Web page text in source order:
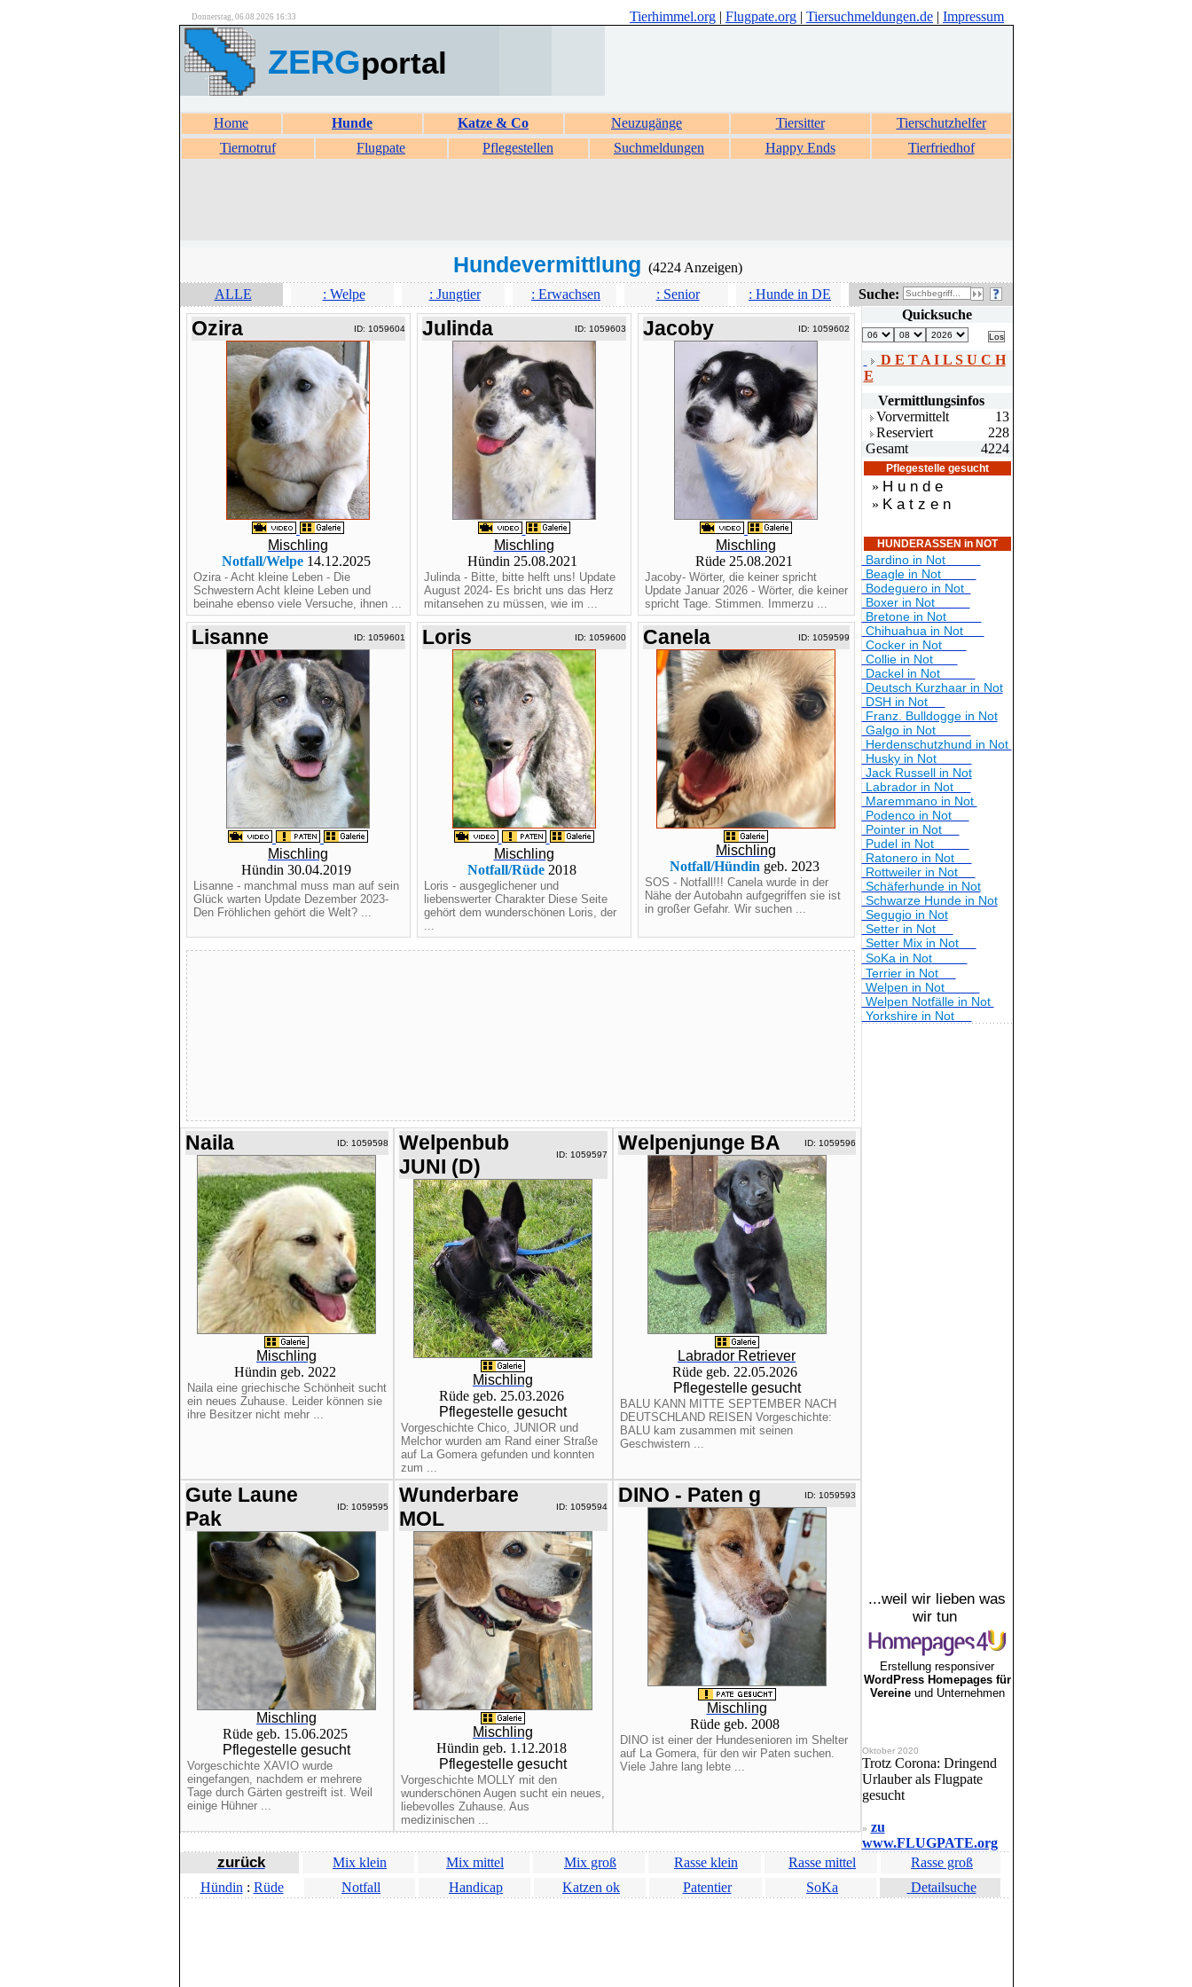
Donnerstag, 06.08.2026 16:33 Tierhimmel.org | Flugpate.org | Tiersuchmeldungen.de | Impressum
ZERGportal
Home Hunde Katze & Co Neuzugänge Tiersitter
Tierschutzhelfer
Tiernotruf
Flugpate Pflegestellen Suchmeldungen Happy Ends Tierfriedhof
Hundevermittlung (4224 Anzeigen)
ALLE
: Welpe : Jungtier : Erwachsen : Senior : Hunde in DE Suche:
Ozira ID: 1059604
Mischling
Notfall/Welpe 14.12.2025
Ozira - Acht kleine Leben - Die
Schwestern Acht kleine Leben und
beinahe ebenso viele Versuche, ihnen ...
Julinda ID: 1059603
Mischling
Hündin 25.08.2021
Julinda - Bitte, bitte helft uns! Update
August 2024- Es bricht uns das Herz
mitansehen zu müssen, wie im ...
Jacoby ID: 1059602
Mischling
Rüde 25.08.2021
Jacoby- Wörter, die keiner spricht
Update Januar 2026 - Wörter, die keiner
spricht Tage. Stimmen. Immerzu ...
Lisanne ID: 1059601
Mischling
Hündin 30.04.2019
Lisanne - manchmal muss man auf sein
Glück warten Update Dezember 2023-
Den Fröhlichen gehört die Welt? ...
Loris ID: 1059600
Mischling
Notfall/Rüde 2018
Loris - ausgeglichener und
liebenswerter Charakter Diese Seite
gehört dem wunderschönen Loris, der
...
Canela ID: 1059599
Mischling
Notfall/Hündin geb. 2023
SOS - Notfall!!! Canela wurde in der
Nähe der Autobahn aufgegriffen sie ist
in großer Gefahr. Wir suchen ...
Naila ID: 1059598
Mischling
Hündin geb. 2022
Naila eine griechische Schönheit sucht
ein neues Zuhause. Leider können sie
ihre Besitzer nicht mehr ...
Welpenbub
JUNI (D)
ID: 1059597
Mischling
Rüde geb. 25.03.2026
Pflegestelle gesucht
Vorgeschichte Chico, JUNIOR und
Melchor wurden am Rand einer Straße
auf La Gomera gefunden und konnten
zum ...
Welpenjunge BA ID: 1059596
Labrador Retriever
Rüde geb. 22.05.2026
Pflegestelle gesucht
BALU KANN MITTE SEPTEMBER NACH
DEUTSCHLAND REISEN Vorgeschichte:
BALU kam zusammen mit seinen
Geschwistern ...
Gute Laune
Pak
ID: 1059595
Mischling
Rüde geb. 15.06.2025
Pflegestelle gesucht
Vorgeschichte XAVIO wurde
eingefangen, nachdem er mehrere
Tage durch Gärten gestreift ist. Weil
einige Hühner ...
Wunderbare
MOL
ID: 1059594
Mischling
Hündin geb. 1.12.2018
Pflegestelle gesucht
Vorgeschichte MOLLY mit den
wunderschönen Augen sucht ein neues,
liebevolles Zuhause. Aus
medizinischen ...
DINO - Paten g ID: 1059593
Mischling
Rüde geb. 2008
DINO ist einer der Hundesenioren im Shelter
auf La Gomera, für den wir Paten suchen.
Viele Jahre lang lebte ...
Quicksuche
D E T A I L S U C H
E
Vermittlungsinfos
Vorvermittelt
13
Reserviert
228
Gesamt
4224
Pflegestelle gesucht
» H u n d e
» K a t z e n
HUNDERASSEN in NOT
Bardino in Not
Beagle in Not
Bodeguero in Not
Boxer in Not
Bretone in Not
Chihuahua in Not
Cocker in Not
Collie in Not
Dackel in Not
Deutsch Kurzhaar in Not
DSH in Not
Franz. Bulldogge in Not
Galgo in Not
Herdenschutzhund in Not
Husky in Not
Jack Russell in Not
Labrador in Not
Maremmano in Not
Podenco in Not
Pointer in Not
Pudel in Not
Ratonero in Not
Rottweiler in Not
Schäferhunde in Not
Schwarze Hunde in Not
Segugio in Not
Setter in Not
Setter Mix in Not
SoKa in Not
Terrier in Not
Welpen in Not
Welpen Notfälle in Not
Yorkshire in Not
...weil wir lieben was
wir tun
Erstellung responsiver
WordPress Homepages für
Vereineund Unternehmen
Oktober 2020
Trotz Corona: Dringend
Urlauber als Flugpate
gesucht
» zu
www.FLUGPATE.org
zurück Mix klein Mix mittel Mix groß Rasse klein Rasse mittel
Rasse groß
Hündin : Rüde Notfall Handicap Katzen ok Patentier SoKa Detailsuche